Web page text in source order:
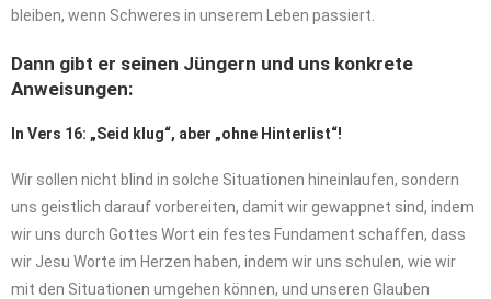
bleiben, wenn Schweres in unserem Leben passiert.
Dann gibt er seinen Jüngern und uns konkrete
Anweisungen:
In Vers 16: „Seid klug“, aber „ohne Hinterlist“!
Wir sollen nicht blind in solche Situationen hineinlaufen, sondern
uns geistlich darauf vorbereiten, damit wir gewappnet sind, indem
wir uns durch Gottes Wort ein festes Fundament schaffen, dass
wir Jesu Worte im Herzen haben, indem wir uns schulen, wie wir
mit den Situationen umgehen können, und unseren Glauben